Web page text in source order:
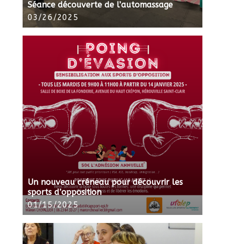
Séance découverte de l’automassage
03/26/2025
Un nouveau créneau pour découvrir les
sports d’opposition
01/15/2025